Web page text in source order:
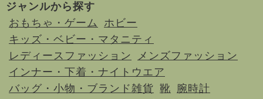
ジャンルから探す
おもちゃ・ゲーム
ホビー
キッズ・ベビー・マタニティ
レディースファッション
メンズファッション
インナー・下着・ナイトウエア
バッグ・小物・ブランド雑貨 靴 腕時計